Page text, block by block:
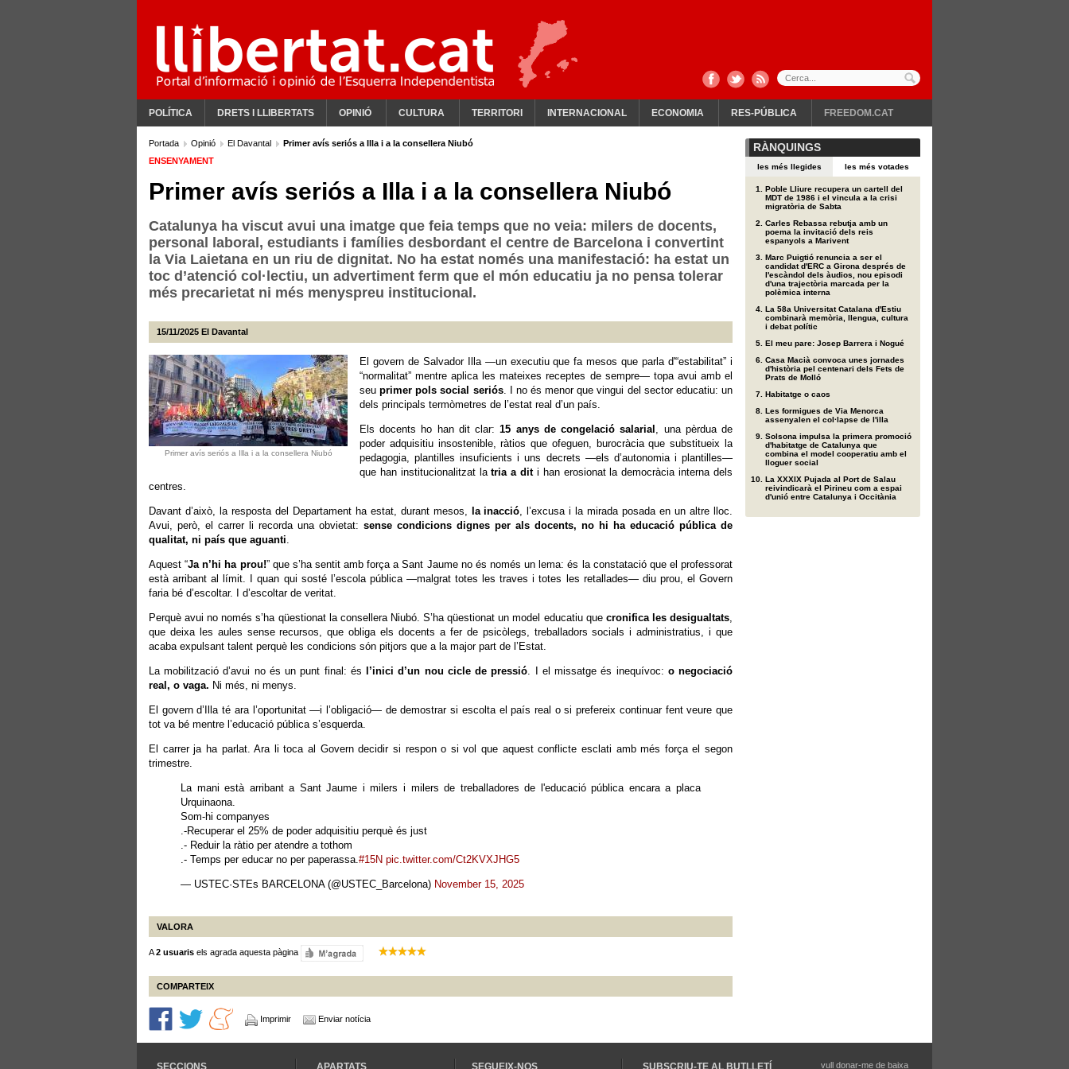
POLÍTICA DRETS I LLIBERTATS OPINIÓ CULTURA TERRITORI INTERNACIONAL ECONOMIA RES-PÚBLICA FREEDOM.CAT
Portada Opinió El Davantal
Primer avís seriós a Illa i a la consellera Niubó
ENSENYAMENT
Primer avís seriós a Illa i a la consellera Niubó
Catalunya ha viscut avui una imatge que feia temps que no veia: milers de docents,
personal laboral, estudiants i famílies desbordant el centre de Barcelona i convertint
la Via Laietana en un riu de dignitat. No ha estat només una manifestació: ha estat un
toc d’atenció col·lectiu, un advertiment ferm que el món educatiu ja no pensa tolerar
més precarietat ni més menyspreu institucional.
15/11/2025 El Davantal
Primer avís seriós a Illa i a la consellera Niubó
El govern de Salvador Illa —un executiu que fa mesos que parla d'“estabilitat” i
“normalitat” mentre aplica les mateixes receptes de sempre— topa avui amb el
seuprimer pols social seriós. I no és menor que vingui del sector educatiu: un
dels principals termòmetres de l’estat real d’un país.
Els docents ho han dit clar:15 anys de congelació salarial , una pèrdua de
poder adquisitiu insostenible, ràtios que ofeguen, burocràcia que substitueix la
pedagogia, plantilles insuficients i uns decrets —els d’autonomia i plantilles—
que han institucionalitzat latria a diti han erosionat la democràcia interna dels
centres.
Davant d’això, la resposta del Departament ha estat, durant mesos, la inacció, l’excusa i la mirada posada en un altre lloc.
Avui, però, el carrer li recorda una obvietat: sense condicions dignes per als docents, no hi ha educació pública de
qualitat, ni país que aguanti.
Aquest “Ja n’hi ha prou!” que s’ha sentit amb força a Sant Jaume no és només un lema: és la constatació que el professorat
està arribant al límit. I quan qui sosté l’escola pública —malgrat totes les traves i totes les retallades— diu prou, el Govern
faria bé d’escoltar. I d’escoltar de veritat.
Perquè avui no només s’ha qüestionat la consellera Niubó. S’ha qüestionat un model educatiu que cronifica les desigualtats,
que deixa les aules sense recursos, que obliga els docents a fer de psicòlegs, treballadors socials i administratius, i que
acaba expulsant talent perquè les condicions són pitjors que a la major part de l’Estat.
La mobilització d’avui no és un punt final: és l’inici d’un nou cicle de pressió. I el missatge és inequívoc: o negociació
real, o vaga. Ni més, ni menys.
El govern d’Illa té ara l’oportunitat —i l’obligació— de demostrar si escolta el país real o si prefereix continuar fent veure que
tot va bé mentre l’educació pública s’esquerda.
El carrer ja ha parlat. Ara li toca al Govern decidir si respon o si vol que aquest conflicte esclati amb més força el segon
trimestre.
La mani està arribant a Sant Jaume i milers i milers de treballadores de l'educació pública encara a placa
Urquinaona.
Som-hi companyes
.-Recuperar el 25% de poder adquisitiu perquè és just
.- Reduir la ràtio per atendre a tothom
.- Temps per educar no per paperassa.#15N pic.twitter.com/Ct2KVXJHG5
— USTEC·STEs BARCELONA (@USTEC_Barcelona) November 15, 2025
VALORA
A2 usuaris els agrada aquesta pàgina
COMPARTEIX
Imprimir Enviar notícia
RÀNQUINGS
les més llegides les més votades
Poble Lliure recupera un cartell del
MDT de 1986 i el vincula a la crisi
migratòria de Sabta
Carles Rebassa rebutja amb un
poema la invitació dels reis
espanyols a Marivent
Marc Puigtió renuncia a ser el
candidat d'ERC a Girona després de
l'escàndol dels àudios, nou episodi
d'una trajectòria marcada per la
polèmica interna
La 58a Universitat Catalana d'Estiu
combinarà memòria, llengua, cultura
i debat polític
El meu pare: Josep Barrera i Nogué
Casa Macià convoca unes jornades
d'història pel centenari dels Fets de
Prats de Molló
Habitatge o caos
Les formigues de Via Menorca
assenyalen el col·lapse de l'illa
Solsona impulsa la primera promoció
d'habitatge de Catalunya que
combina el model cooperatiu amb el
lloguer social
La XXXIX Pujada al Port de Salau
reivindicarà el Pirineu com a espai
d'unió entre Catalunya i Occitània
SECCIONS APARTATS SEGUEIX-NOS SUBSCRIU-TE AL BUTLLETÍ vull donar-me de baixa